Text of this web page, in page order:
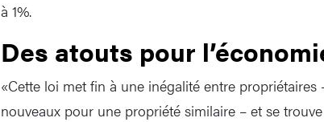
à 1%.
Des atouts pour
«Cette loi met fin à une inégalité entre
nouveaux pour une propriété similaire – et se